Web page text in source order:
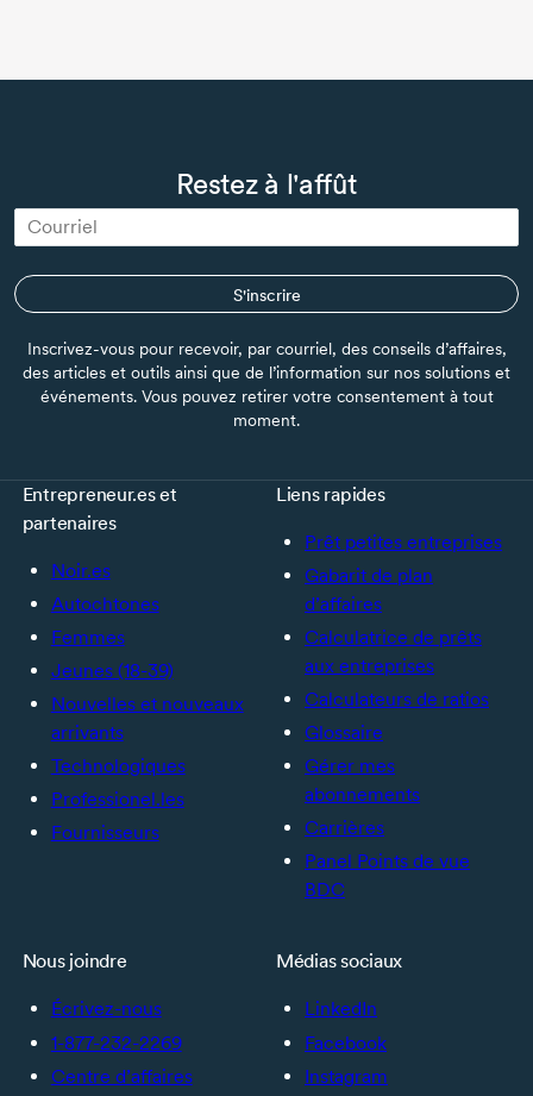
Restez à l'affût
S'inscrire
Inscrivez-vous pour recevoir, par courriel, des conseils d’affaires,
des articles et outils ainsi que de l’information sur nos solutions et
événements. Vous pouvez retirer votre consentement à tout
moment.
Entrepreneur.es et
partenaires
Noir.es
Autochtones
Femmes
Jeunes (18-39)
Nouvelles et nouveaux
arrivants
Technologiques
Professionel.les
Fournisseurs
Liens rapides
Prêt petites entreprises
Gabarit de plan
d’affaires
Calculatrice de prêts
aux entreprises
Calculateurs de ratios
Glossaire
Gérer mes
abonnements
Carrières
Panel Points de vue
BDC
Nous joindre
Écrivez-nous
1-877-232-2269
Centre d’affaires
Médias sociaux
LinkedIn
Facebook
Instagram